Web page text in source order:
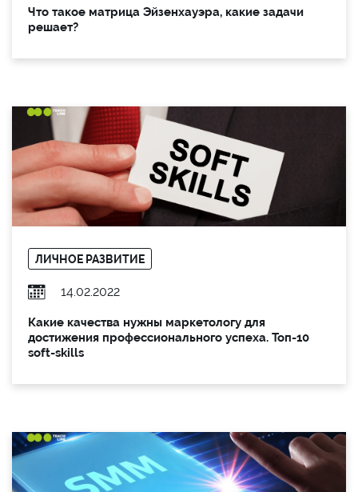
Что такое матрица Эйзенхауэра, какие задачи
решает?
ЛИЧНОЕ РАЗВИТИЕ
14.02.2022
Какие качества нужны маркетологу для
достижения профессионального успеха. Топ-10
soft-skills